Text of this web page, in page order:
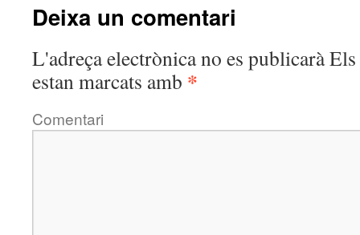
Deixa un comentari
L'adreça electrònica no es publicaràEls
estan marcats amb *
Comentari